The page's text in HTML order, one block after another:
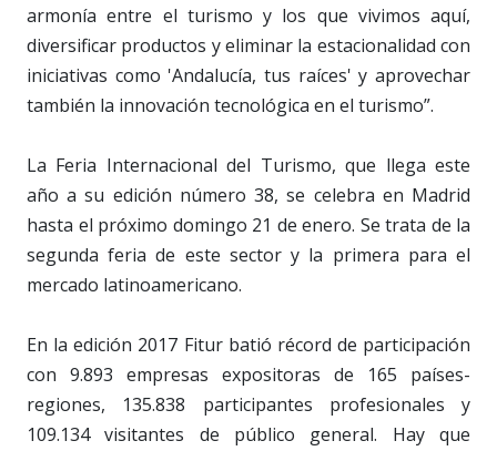
armonía entre el turismo y los que vivimos aquí,
diversificar productos y eliminar la estacionalidad con
iniciativas como 'Andalucía, tus raíces' y aprovechar
también la innovación tecnológica en el turismo”.
La Feria Internacional del Turismo, que llega este
año a su edición número 38, se celebra en Madrid
hasta el próximo domingo 21 de enero. Se trata de la
segunda feria de este sector y la primera para el
mercado latinoamericano.
En la edición 2017 Fitur batió récord de participación
con 9.893 empresas expositoras de 165 países-
regiones, 135.838 participantes profesionales y
109.134 visitantes de público general. Hay que